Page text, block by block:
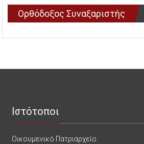
Ορθόδοξος Συναξαριστής
Ιστότοποι
Οικουμενικό Πατριαρχείο